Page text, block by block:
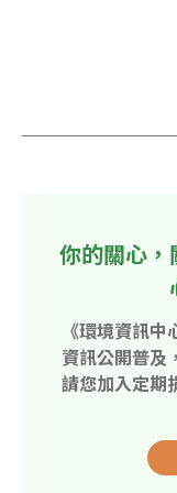
你的關心
《環境資訊
資訊公開普及
請您加入定期